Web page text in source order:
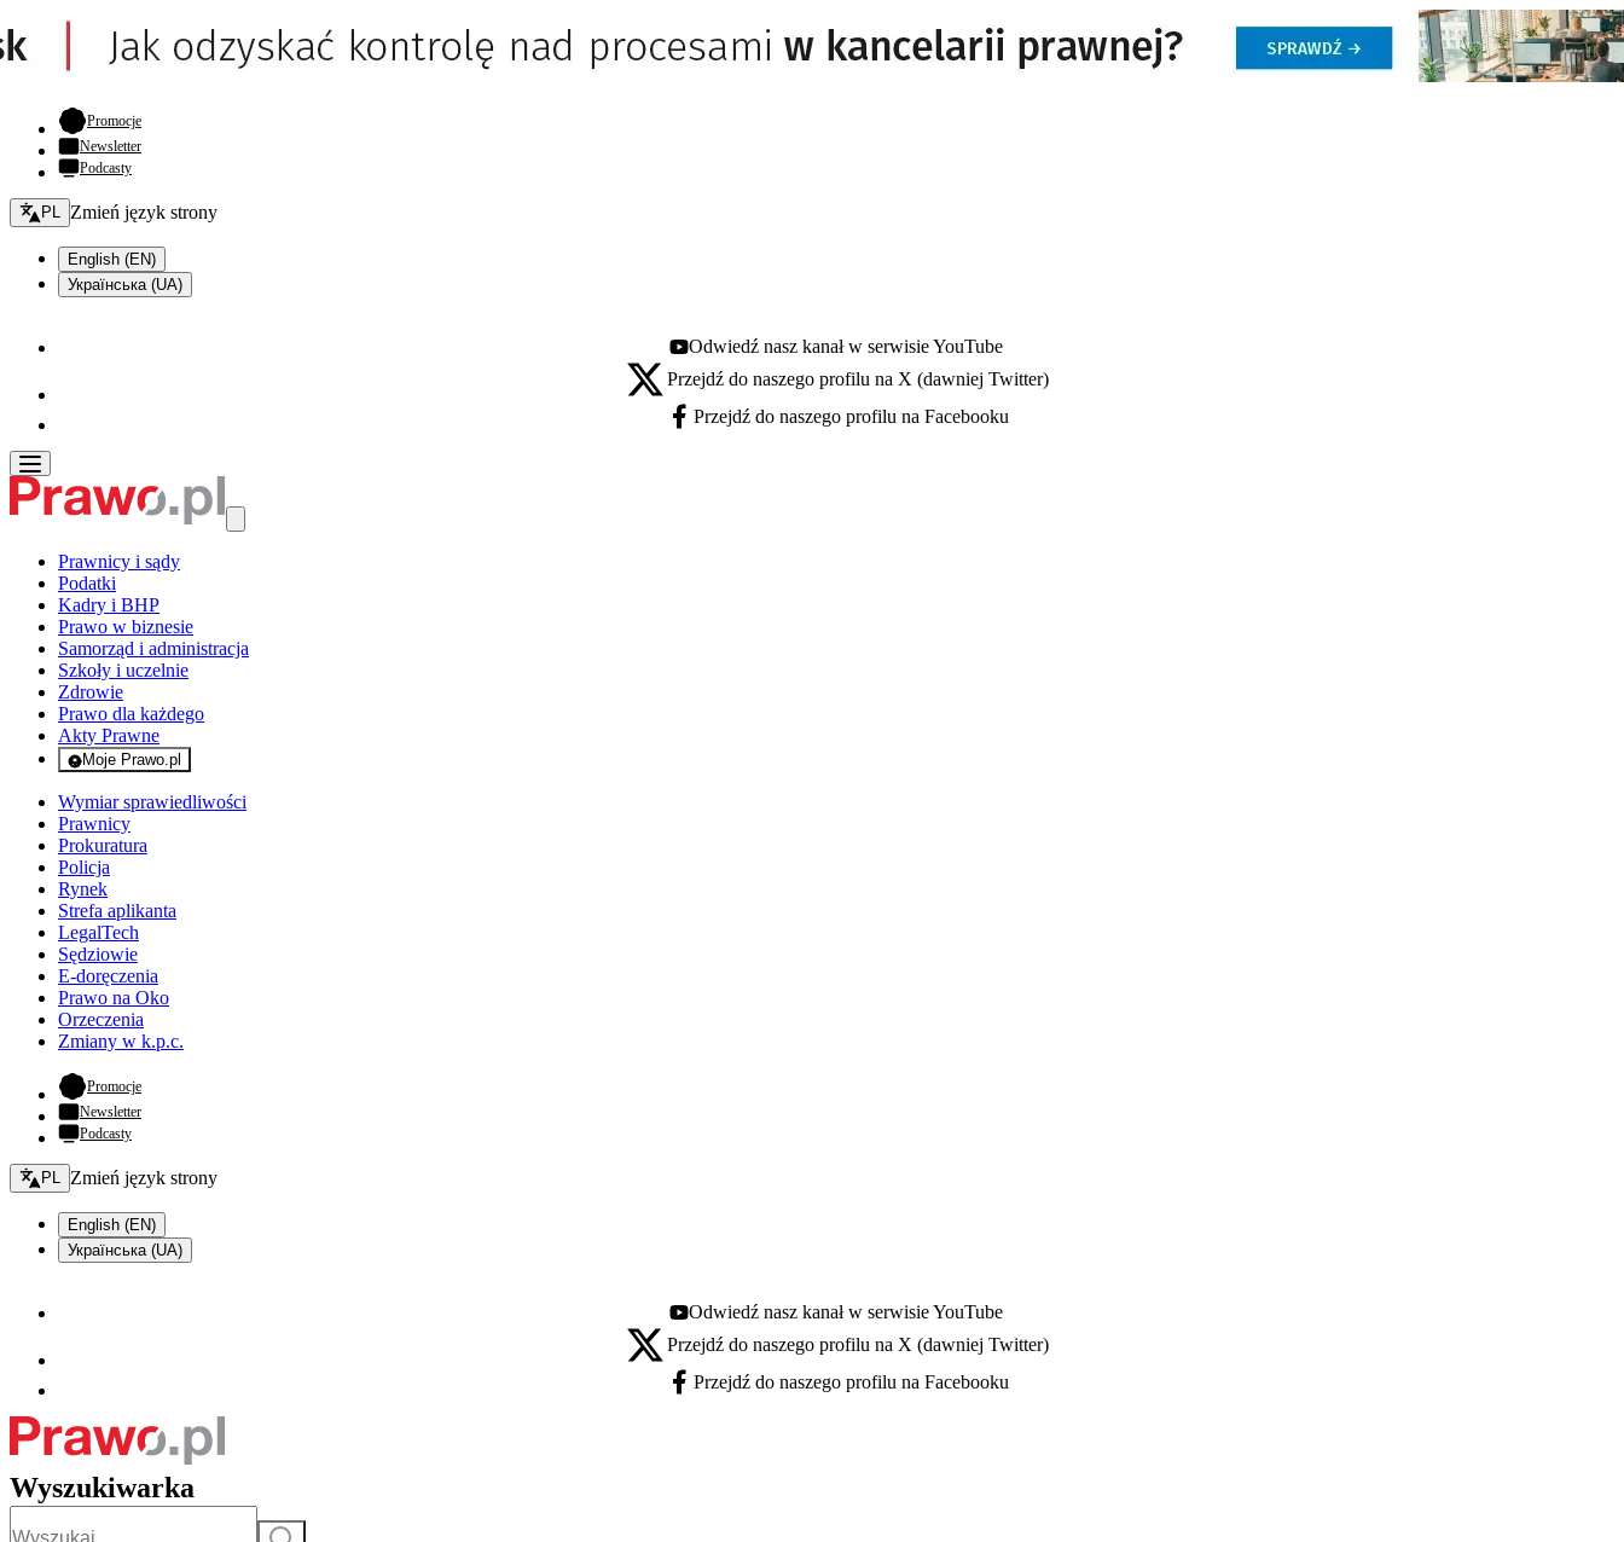
Promocje- otwiera się w nowej karcie
Newsletter
Podcasty
Zmień język - bieżący:
PL Zmień język strony
English (EN)
Українська (UA)
Youtube - otwiera się w nowej karcie
Odwiedź nasz kanał w serwisie YouTube
X - otwiera się w nowej karcie
Przejdź do naszego profilu na X (dawniej Twitter)
Facebook - otwiera się w nowej karcie
Przejdź do naszego profilu na Facebooku
Prawnicy i sądy
Podatki
Kadry i BHP
Prawo w biznesie
Samorząd i administracja
Szkoły i uczelnie
Zdrowie
Prawo dla każdego
Akty Prawne
Moje Prawo.pl
- rejestracja i logowanie do serwisu
Wymiar sprawiedliwości
Prawnicy
Prokuratura
Policja
Rynek
Strefa aplikanta
LegalTech
Sędziowie
E-doręczenia
Prawo na Oko
Orzeczenia
Zmiany w k.p.c.
Promocje- otwiera się w nowej karcie
Newsletter
Podcasty
Zmień język - bieżący:
PL Zmień język strony
English (EN)
Українська (UA)
Youtube - otwiera się w nowej karcie
Odwiedź nasz kanał w serwisie YouTube
X - otwiera się w nowej karcie
Przejdź do naszego profilu na X (dawniej Twitter)
Facebook - otwiera się w nowej karcie
Przejdź do naszego profilu na Facebooku
Wyszukiwarka
Szukaj